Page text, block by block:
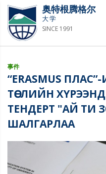
奥特根腾格尔
大学
SINCE 1991
事件
“ERASMUS
ТӨСЛИЙН
ТЕНДЕРТ "АЙ ТИ
ШАЛГАРЛАА